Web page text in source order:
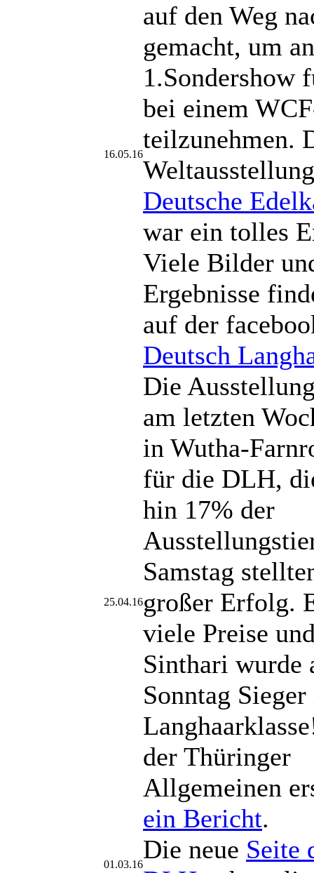
16.05.16
auf den Weg
gemacht, um
1.Sondershow
bei einem
teilzunehmen.
Deutsche
war ein tolles
Viele Bilder
Ergebnisse
auf der
Deutsch
25.04.16
Die
am letzten
in Wutha-
für die DLH,
hin 17% der
Samstag
großer Erfolg.
viele Preise
Sinthari wurde
Sonntag
der Thüringer
Allgemeinen
ein Bericht.
01.03.16
Die neue Seite